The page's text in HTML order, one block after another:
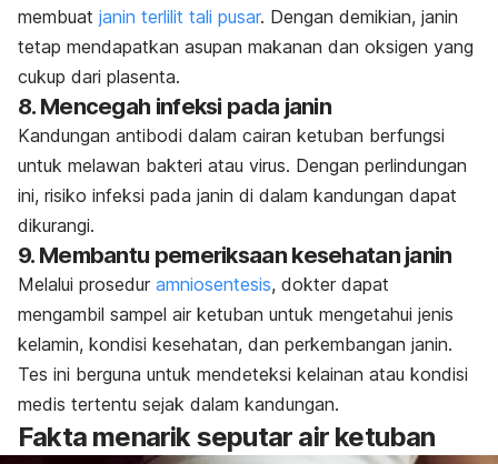
membuat janin terlilit tali pusar. Dengan demikian, janin
tetap mendapatkan asupan makanan dan oksigen yang
cukup dari plasenta.
8. Mencegah infeksi pada janin
Kandungan antibodi dalam cairan ketuban berfungsi
untuk melawan bakteri atau virus. Dengan perlindungan
ini, risiko infeksi pada janin di dalam kandungan dapat
dikurangi.
9. Membantu pemeriksaan kesehatan janin
Melalui prosedur amniosentesis, dokter dapat
mengambil sampel air ketuban untuk mengetahui jenis
kelamin, kondisi kesehatan, dan perkembangan janin.
Tes ini berguna untuk mendeteksi kelainan atau kondisi
medis tertentu sejak dalam kandungan.
Fakta menarik seputar air ketuban